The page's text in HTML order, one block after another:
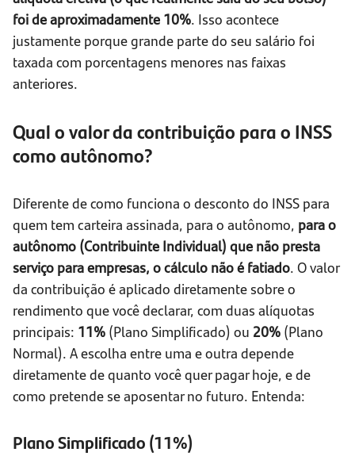
foi de aproximadamente 10%. Isso acontece
justamente porque grande parte do seu salário foi
taxada com porcentagens menores nas faixas
anteriores.
Qual o valor da contribuição para o INSS
como autônomo?
Diferente de como funciona o desconto do INSS para
quem tem carteira assinada, para o autônomo, para o
autônomo (Contribuinte Individual) que não presta
serviço para empresas, o cálculo não é fatiado. O valor
da contribuição é aplicado diretamente sobre o
rendimento que você declarar, com duas alíquotas
principais: 11% (Plano Simplificado) ou 20% (Plano
Normal). A escolha entre uma e outra depende
diretamente de quanto você quer pagar hoje, e de
como pretende se aposentar no futuro. Entenda:
Plano Simplificado (11%)